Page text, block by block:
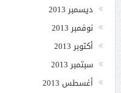
ديسمبر 2013
نوفمبر 2013
أكتوبر 2013
سبتمبر 2013
أغسطس 2013